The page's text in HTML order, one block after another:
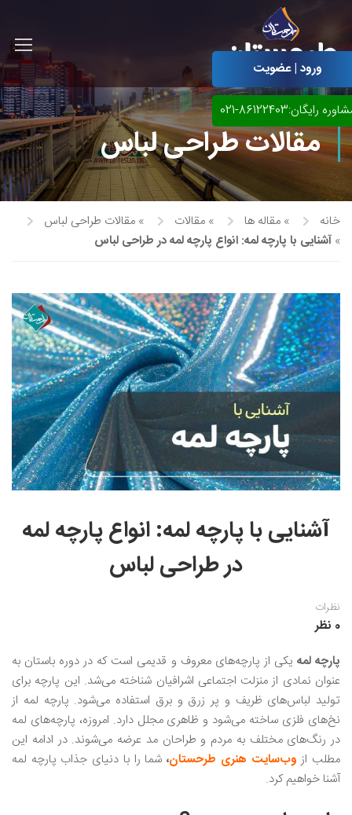
آموزش مجازی طراحی لباس
آموزش مجازی گرافیک
آموزش مجازی طراحی داخلی
نقاشی پاستل
نقاشی رنگ روغن
نقاشی آبرنگ
نقاشی کودک و نوجوان
طراحی سیاه قلم
نقاشی مینیاتور(نگارگری)
نقاشی تذهیب و گل و مرغ
خوشنویسی نستعلیق
خوشنویسی با خودکار
خط نقاشی
ورود | عضویت
رایگان:86122403-021
مقالات طراحی لباس
خانه » مقاله ها » مقالات » مقالات طراحی لباس
» آشنایی با پارچه لمه: انواع پارچه لمه در طراحی لباس
آشنایی با پارچه لمه: انواع پارچه لمه
در طراحی لباس
نظرات
0 نظر
پارچه لمه یکی از پارچه‌های معروف و قدیمی است‌ که در دوره باستان به
عنوان نمادی از منزلت اجتماعی اشرافیان شناخته می‌شد. این پارچه برای
تولید لباس‌های ظریف و پر زرق و برق استفاده می‌شود. پارچه لمه از
نخ‌های فلزی ساخته می‌شود و ظاهری مجلل دارد. امروزه، پارچه‌های لمه
در رنگ‌های مختلف به مردم و طراحان مد عرضه می‌شوند. در ادامه این
مطلب از وب‌سایت هنری طرحستان،شما را با دنیای جذاب پارچه لمه
آشنا خواهیم کرد.